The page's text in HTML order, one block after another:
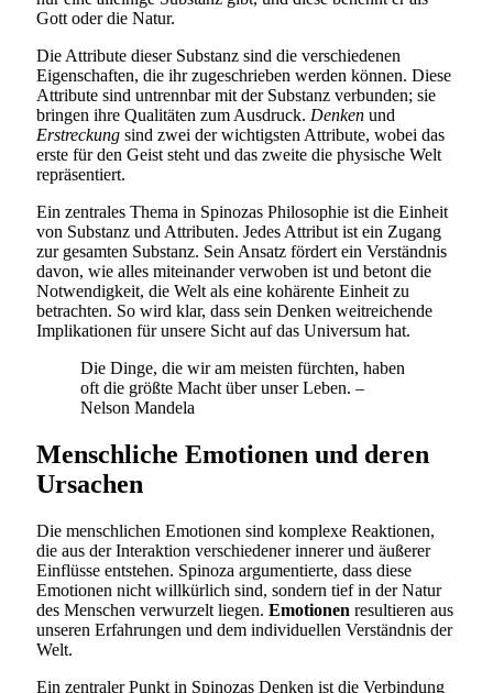
Gott oder die Natur.
Die Attribute dieser Substanz sind die verschiedenen
Eigenschaften, die ihr zugeschrieben werden können. Diese
Attribute sind untrennbar mit der Substanz verbunden; sie
bringen ihre Qualitäten zum Ausdruck. Denken und
Erstreckung sind zwei der wichtigsten Attribute, wobei das
erste für den Geist steht und das zweite die physische Welt
repräsentiert.
Ein zentrales Thema in Spinozas Philosophie ist die Einheit
von Substanz und Attributen. Jedes Attribut ist ein Zugang
zur gesamten Substanz. Sein Ansatz fördert ein Verständnis
davon, wie alles miteinander verwoben ist und betont die
Notwendigkeit, die Welt als eine kohärente Einheit zu
betrachten. So wird klar, dass sein Denken weitreichende
Implikationen für unsere Sicht auf das Universum hat.
Die Dinge, die wir am meisten fürchten, haben
oft die größte Macht über unser Leben. –
Nelson Mandela
Menschliche Emotionen und deren
Ursachen
Die menschlichen Emotionen sind komplexe Reaktionen,
die aus der Interaktion verschiedener innerer und äußerer
Einflüsse entstehen. Spinoza argumentierte, dass diese
Emotionen nicht willkürlich sind, sondern tief in der Natur
des Menschen verwurzelt liegen. Emotionen resultieren aus
unseren Erfahrungen und dem individuellen Verständnis der
Welt.
Ein zentraler Punkt in Spinozas Denken ist die Verbindung